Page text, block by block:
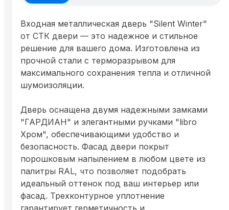
Входная металлическая дверь "Silent Winter"
от СТК двери — это надежное и стильное
решение для вашего дома. Изготовлена из
прочной стали с терморазрывом для
максимального сохранения тепла и отличной
шумоизоляции.
Дверь оснащена двумя надежными замками
"ГАРДИАН" и элегантными ручками "libro
Хром", обеспечивающими удобство и
безопасность. Фасад двери покрыт
порошковым напылением в любом цвете из
палитры RAL, что позволяет подобрать
идеальный оттенок под ваш интерьер или
фасад. Трехконтурное уплотнение
гарантирует герметичность и